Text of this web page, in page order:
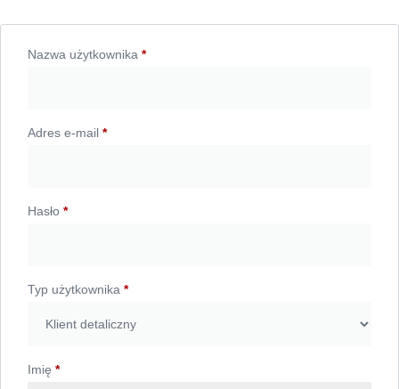
Nazwa użytkownika *
Adres e-mail *
Hasło *
Typ użytkownika *
Imię *